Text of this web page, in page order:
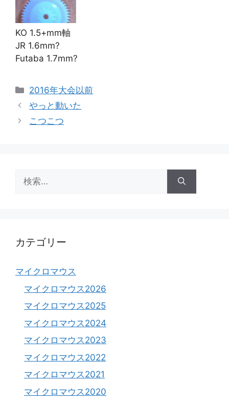
KO 1.5+mm軸
JR 1.6mm?
Futaba 1.7mm?
カ
テ
リ
2016年大会以前
やっと動いた
こつこつ
索:
カテゴリー
マイクロマウス
マイクロマウス2026
マイクロマウス2025
マイクロマウス2024
マイクロマウス2023
マイクロマウス2022
マイクロマウス2021
マイクロマウス2020